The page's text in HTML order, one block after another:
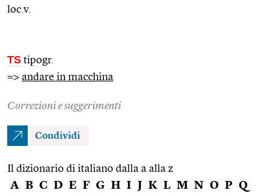
loc.v.
TS tipogr.
=> andare in macchina
Correzioni e suggerimenti
Condividi
Il dizionario di italiano dalla a alla z
A B C D E F G H I J K L M N O P Q